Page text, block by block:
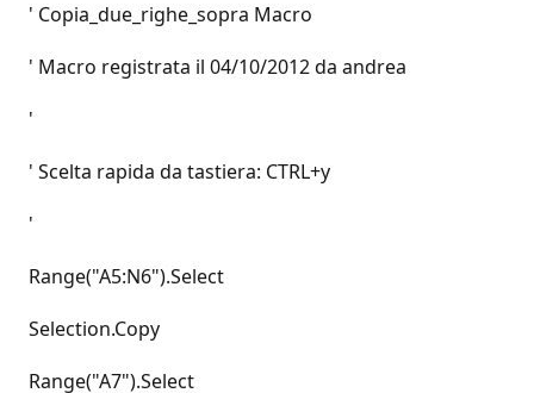
' Copia_due_righe_sopra Macro
' Macro registrata il 04/10/2012 da andrea
'
' Scelta rapida da tastiera: CTRL+y
'
Range("A5:N6").Select
Selection.Copy
Range("A7").Select